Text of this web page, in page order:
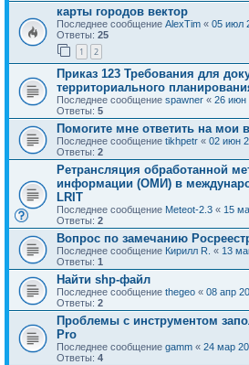
карты городов вектор
Последнее сообщение AlexTim « 05 июл
Ответы: 25
1 2
Приказ 123 Требования для
территориального
Последнее сообщение spawner « 26 июн
Ответы: 5
Помогите мне ответить на мои
Последнее сообщение tikhpetr « 02 июн
Ответы: 2
Ретрансляция обработанной
информации (ОМИ) в
LRIT
Последнее сообщение Meteot-2.3 « 15
Ответы: 2
Вопрос по замечанию
Последнее сообщение Кирилл R. « 13
Ответы: 1
Найти shp-файл
Последнее сообщение thegeo « 08 апр
Ответы: 2
Проблемы с инструментом
Pro
Последнее сообщение gamm « 24 мар
Ответы: 4